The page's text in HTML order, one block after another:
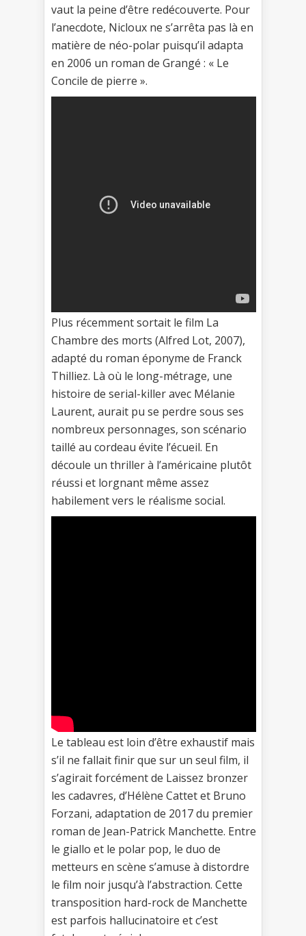
vaut la peine d’être redécouverte. Pour
l’anecdote, Nicloux ne s’arrêta pas là en
matière de néo-polar puisqu’il adapta
en 2006 un roman de Grangé : « Le
Concile de pierre ».
Plus récemment sortait le film La
Chambre des morts (Alfred Lot, 2007),
adapté du roman éponyme de Franck
Thilliez. Là où le long-métrage, une
histoire de serial-killer avec Mélanie
Laurent, aurait pu se perdre sous ses
nombreux personnages, son scénario
taillé au cordeau évite l’écueil. En
découle un thriller à l’américaine plutôt
réussi et lorgnant même assez
habilement vers le réalisme social.
Le tableau est loin d’être exhaustif mais
s’il ne fallait finir que sur un seul film, il
s’agirait forcément de Laissez bronzer
les cadavres, d’Hélène Cattet et Bruno
Forzani, adaptation de 2017 du premier
roman de Jean-Patrick Manchette. Entre
le giallo et le polar pop, le duo de
metteurs en scène s’amuse à distordre
le film noir jusqu’à l’abstraction. Cette
transposition hard-rock de Manchette
est parfois hallucinatoire et c’est